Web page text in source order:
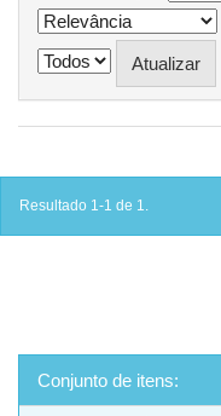
Resultado 1-1 de 1.
Conjunto de itens: